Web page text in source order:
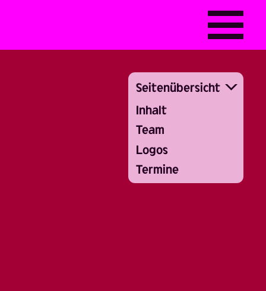
Seitenübersicht
Inhalt
Team
Logos
Termine